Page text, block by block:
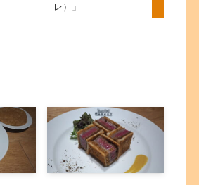
レ）」